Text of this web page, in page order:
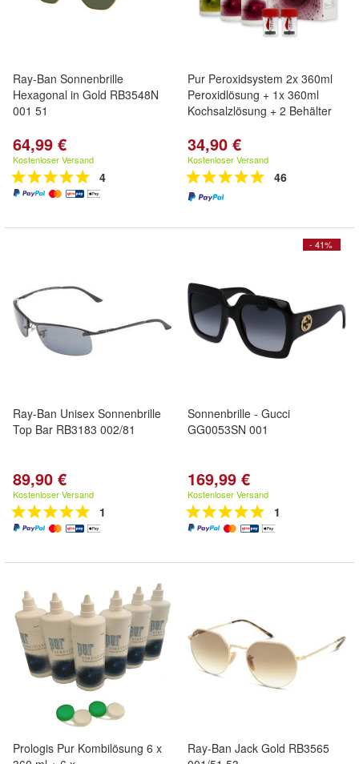
Ray-Ban Sonnenbrille
Hexagonal in Gold RB3548N
001 51
64,99 €
Kostenloser Versand
4
Pur Peroxidsystem 2x 360ml
Peroxidlösung + 1x 360ml
Kochsalzlösung + 2 Behälter
34,90 €
Kostenloser Versand
46
Ray-Ban Unisex Sonnenbrille
Top Bar RB3183 002/81
89,90 €
Kostenloser Versand
1
- 41%
Sonnenbrille - Gucci
GG0053SN 001
169,99 €
Kostenloser Versand
1
Prologis Pur Kombilösung 6 x
Ray-Ban Jack Gold RB3565